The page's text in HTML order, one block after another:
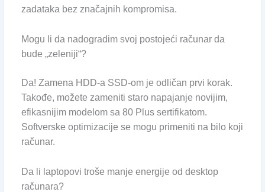
zadataka bez značajnih kompromisa.
Mogu li da nadogradim svoj postojeći računar da
bude „zeleniji“?
Da! Zamena HDD-a SSD-om je odličan prvi korak.
Takođe, možete zameniti staro napajanje novijim,
efikasnijim modelom sa 80 Plus sertifikatom.
Softverske optimizacije se mogu primeniti na bilo koji
računar.
Da li laptopovi troše manje energije od desktop
računara?